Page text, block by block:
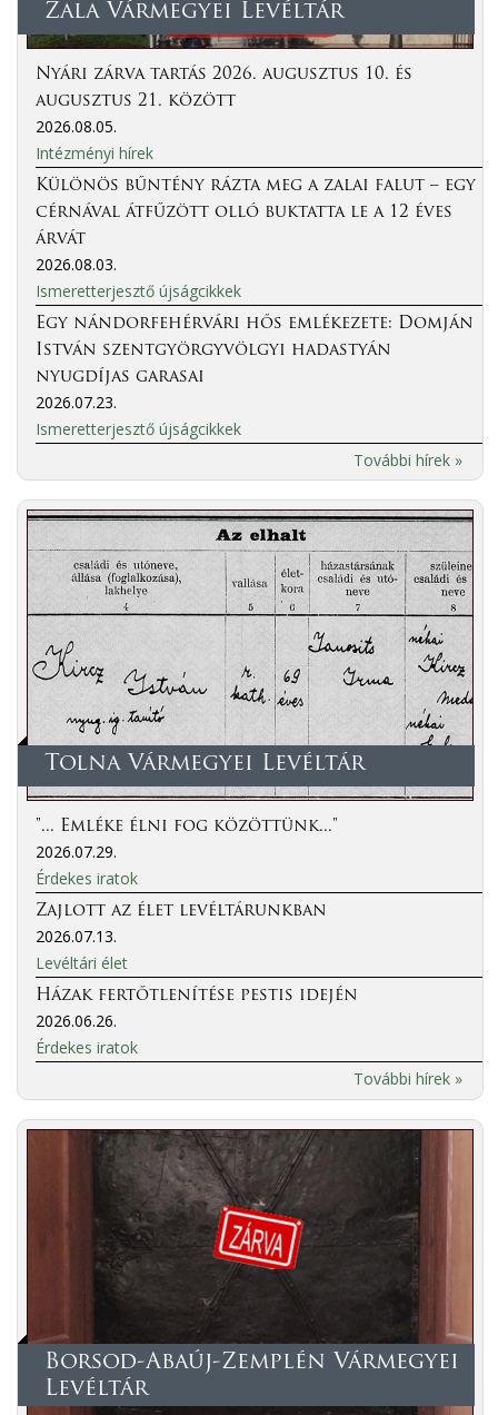
Zala Vármegyei Levéltár
Nyári zárva tartás 2026. augusztus 10. és
augusztus 21. között
2026.08.05.
Intézményi hírek
Különös bűntény rázta meg a zalai falut – egy
cérnával átfűzött olló buktatta le a 12 éves
árvát
2026.08.03.
Ismeretterjesztő újságcikkek
Egy nándorfehérvári hős emlékezete: Domján
István szentgyörgyvölgyi hadastyán
nyugdíjas garasai
2026.07.23.
Ismeretterjesztő újságcikkek
További hírek »
Tolna Vármegyei Levéltár
"... Emléke élni fog közöttünk..."
2026.07.29.
Érdekes iratok
Zajlott az élet levéltárunkban
2026.07.13.
Levéltári élet
Házak fertőtlenítése pestis idején
2026.06.26.
Érdekes iratok
További hírek »
Borsod-Abaúj-Zemplén Vármegyei
Levéltár